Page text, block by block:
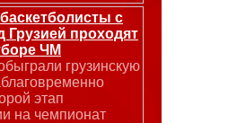
с
Грузией проходят
ЧМ
грузинскую
этап
на чемпионат